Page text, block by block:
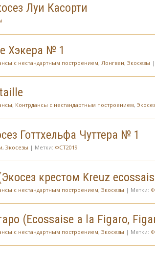
Луи Касорти
Хэкера № 1
с нестандартным построением, Лонгвеи,Экосезы
, Контрдансы с нестандартным построением,
Готтхельфа Чуттера № 1
,Экосезы | Метки: ФСТ2019
крестом Kreuz
с нестандартным построением,Экосезы | Метки:
(Ecossaise a la Figaro,
с нестандартным построением,Экосезы | Метки: